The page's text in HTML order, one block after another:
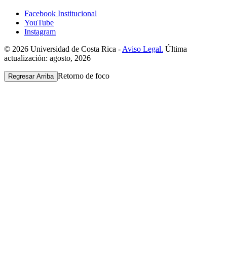
Facebook Institucional
YouTube
Instagram
© 2026 Universidad de Costa Rica -Aviso Legal. Última
actualización: agosto, 2026
Regresar Arriba Retorno de foco